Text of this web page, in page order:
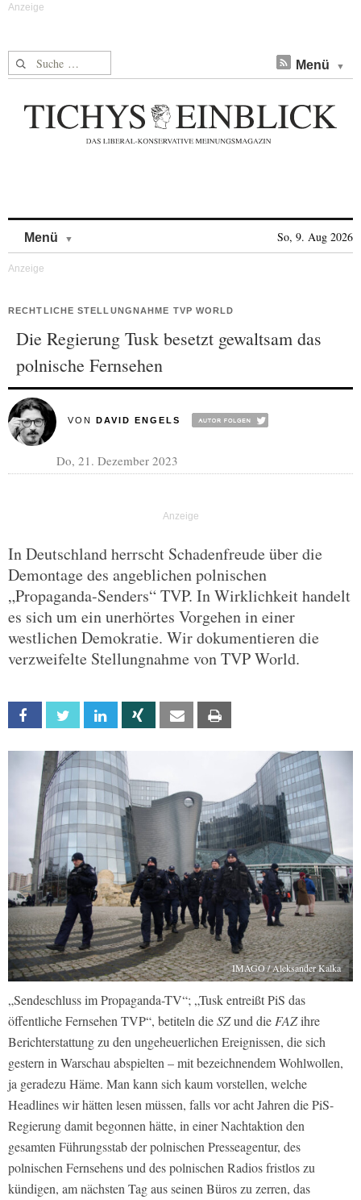
Suche nach: Menü
Menü So, 9. Aug 2026
RECHTLICHE STELLUNGNAHME TVP WORLD
Die Regierung Tusk besetzt gewaltsam das
polnische Fernsehen
VON DAVID ENGELS
Do, 21. Dezember 2023
In Deutschland herrscht Schadenfreude über die
Demontage des angeblichen polnischen
„Propaganda-Senders“ TVP. In Wirklichkeit handelt
es sich um ein unerhörtes Vorgehen in einer
westlichen Demokratie. Wir dokumentieren die
verzweifelte Stellungnahme von TVP World.
Facebook Twitter Linkedin Xing Email
IMAGO / Aleksander Kalka
„Sendeschluss im Propaganda-TV“; „Tusk entreißt PiS das
öffentliche Fernsehen TVP“, betiteln dieSZund die FAZihre
Berichterstattung zu den ungeheuerlichen Ereignissen, die sich
gestern in Warschau abspielten – mit bezeichnendem Wohlwollen,
ja geradezu Häme. Man kann sich kaum vorstellen, welche
Headlines wir hätten lesen müssen, falls vor acht Jahren die PiS-
Regierung damit begonnen hätte, in einer Nachtaktion den
gesamten Führungsstab der polnischen Presseagentur, des
polnischen Fernsehens und des polnischen Radios fristlos zu
kündigen, am nächsten Tag aus seinen Büros zu zerren, das